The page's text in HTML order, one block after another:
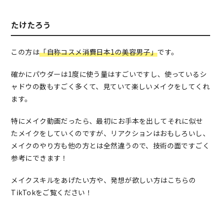
たけたろう
この方は「自称コスメ消費日本1の美容男子」です。
確かにパウダーは1度に使う量はすごいですし、使っているシ
ャドウの数もすごく多くて、見ていて楽しいメイクをしてくれ
ます。
特にメイク動画だったら、最初にお手本を出してそれに似せ
たメイクをしていくのですが、リアクションはおもしろいし、
メイクのやり方も他の方とは全然違うので、技術の面ですごく
参考にできます！
メイクスキルをあげたい方や、発想が欲しい方はこちらの
TikTokをご覧ください！